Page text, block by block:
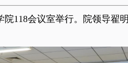
院118会议室举行。院领导翟